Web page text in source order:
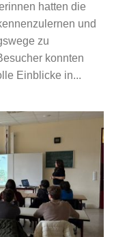
hatten die
und
zu
konnten
Einblicke in...